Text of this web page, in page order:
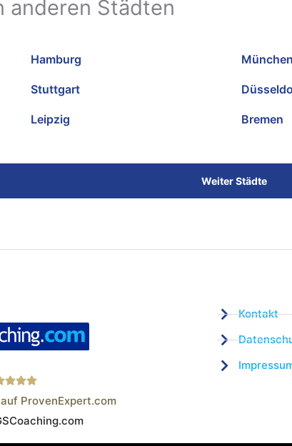
anderen Städten
Hamburg München
Stuttgart
Leipzig Bremen
Weiter Städte
GmbH
ProvenExpert.com
Kontakt